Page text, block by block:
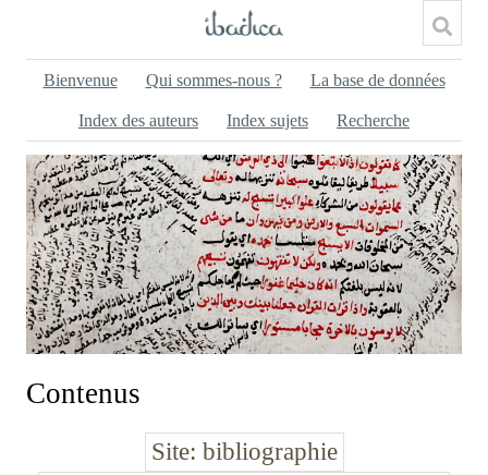
Bienvenue Qui sommes-nous ? La base de données
Index des auteurs Index sujets Recherche
Contenus
Site bibliographie